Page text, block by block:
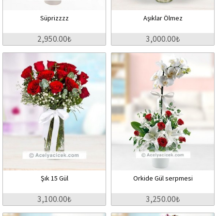
Süprizzzz
2,950.00₺
Aşıklar Ölmez
3,000.00₺
Şık 15 Gül
3,100.00₺
Orkide Gül serpmesi
3,250.00₺